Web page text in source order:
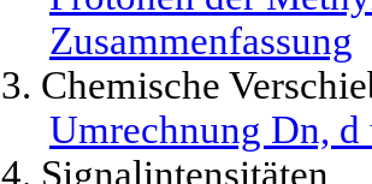
Zusammenfassung
3. Chemische
Umrechnung Dn, d
4. Signalintensitäten